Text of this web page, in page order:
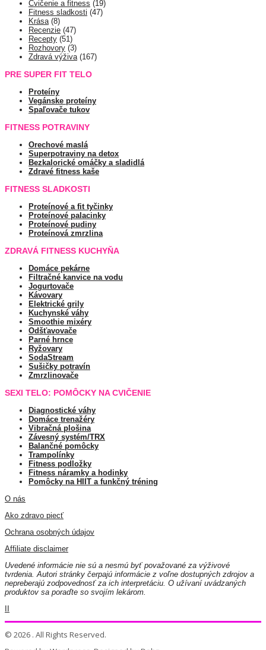
Cvičenie a fitness (19)
Fitness sladkosti (47)
Krása(8)
Recenzie (47)
Recepty (51)
Rozhovory (3)
Zdravá výživa(167)
PRE SUPER FIT TELO
Proteíny
Vegánske proteíny
Spaľovače tukov
FITNESS POTRAVINY
Orechové maslá
Superpotraviny na detox
Bezkalorické omáčky a sladidlá
Zdravé fitness kaše
FITNESS SLADKOSTI
Proteínové a fit tyčinky
Proteínové palacinky
Proteínové pudiny
Proteínová zmrzlina
ZDRAVÁ FITNESS KUCHYŇA
Domáce pekárne
Filtračné kanvice na vodu
Jogurtovače
Kávovary
Elektrické grily
Kuchynské váhy
Smoothie mixéry
Odšťavovače
Parné hrnce
Ryžovary
SodaStream
Sušičky potravín
Zmrzlinovače
SEXI TELO: POMÔCKY NA CVIČENIE
Diagnostické váhy
Domáce trenažéry
Vibračná plošina
Závesný systém/TRX
Balančné pomôcky
Trampolínky
Fitness podložky
Fitness náramky a hodinky
Pomôcky na HIIT a funkčný tréning
O nás
Ako zdravo piecť
Ochrana osobných údajov
Affiliate disclaimer
Uvedené informácie nie sú a nesmú byť považované za výživové
tvrdenia. Autori stránky čerpajú informácie z voľne dostupných zdrojov a
nepreberajú zodpovednosť za ich interpretáciu. O užívaní uvádzaných
produktov sa poraďte so svojím lekárom.
© 2026 . All Rights Reserved.